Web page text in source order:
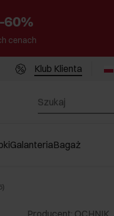
60%
cenach
Klub Klienta
GalanteriaBagaż
Producent: OCHNIK